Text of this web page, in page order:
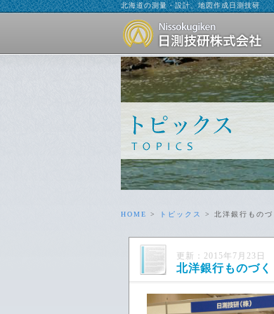
北海道の測量・設計、地図作成日測技研
HOME > トピックス > 北洋銀行もの
更新：2015年7月23日
北洋銀行ものづ